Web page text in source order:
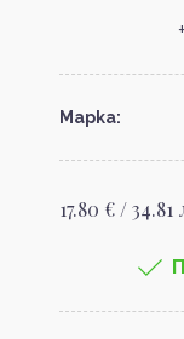
Марка:
17.80 € / 34.81